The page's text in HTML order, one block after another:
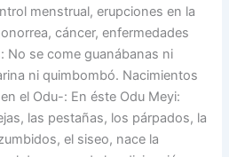
menstrual, erupciones en la
cáncer, enfermedades
No se come guanábanas ni
ni quimbombó. Nacimientos
el Odu-: En éste Odu Meyi:
las pestañas, los párpados, la
el siseo, nace la